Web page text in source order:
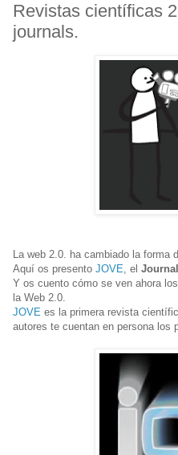
Revistas científicas
journals.
La web 2.0. ha cambiado la forma
Aquí os presento JOVE, el
Y os cuento cómo se ven ahora
la Web 2.0.
JOVE es la primera revista
autores te cuentan en persona los